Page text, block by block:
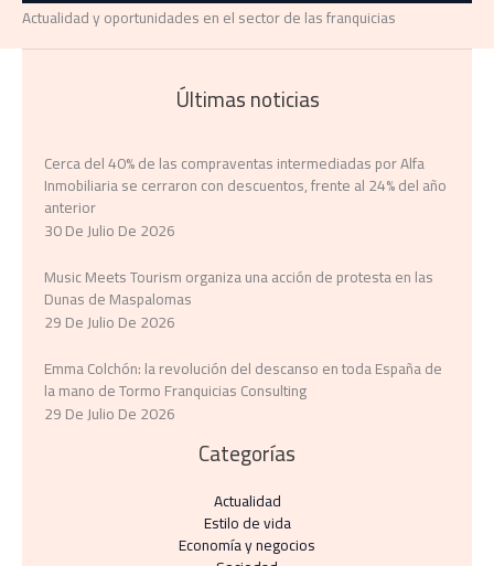
Actualidad y oportunidades en el sector de las franquicias
Últimas noticias
Cerca del 40% de las compraventas intermediadas por Alfa
Inmobiliaria se cerraron con descuentos, frente al 24% del año
anterior
30 De Julio De 2026
Music Meets Tourism organiza una acción de protesta en las
Dunas de Maspalomas
29 De Julio De 2026
Emma Colchón: la revolución del descanso en toda España de
la mano de Tormo Franquicias Consulting
29 De Julio De 2026
Categorías
Actualidad
Estilo de vida
Economía y negocios​